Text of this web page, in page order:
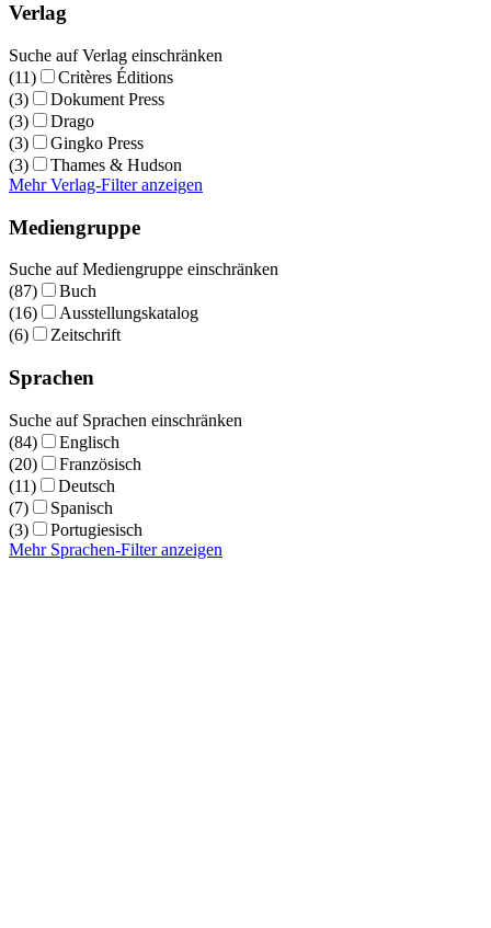
Verlag
Suche auf Verlag einschränken
(11)
Critères Éditions
(3)
Dokument Press
(3)
Drago
(3)
Gingko Press
(3)
Thames & Hudson
Mehr Verlag-Filter anzeigen
Mediengruppe
Suche auf Mediengruppe einschränken
(87)
Buch
(16)
Ausstellungskatalog
(6)
Zeitschrift
Sprachen
Suche auf Sprachen einschränken
(84)
Englisch
(20)
Französisch
(11)
Deutsch
(7)
Spanisch
(3)
Portugiesisch
Mehr Sprachen-Filter anzeigen